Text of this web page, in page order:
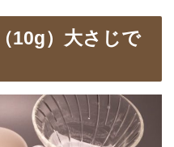
10g）大さじで